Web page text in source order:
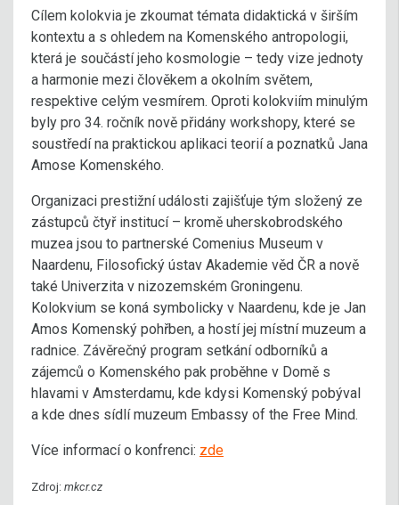
Cílem kolokvia je zkoumat témata didaktická v širším
kontextu a s ohledem na Komenského antropologii,
která je součástí jeho kosmologie – tedy vize jednoty
a harmonie mezi člověkem a okolním světem,
respektive celým vesmírem. Oproti kolokviím minulým
byly pro 34. ročník nově přidány workshopy, které se
soustředí na praktickou aplikaci teorií a poznatků Jana
Amose Komenského.
Organizaci prestižní události zajišťuje tým složený ze
zástupců čtyř institucí – kromě uherskobrodského
muzea jsou to partnerské Comenius Museum v
Naardenu, Filosofický ústav Akademie věd ČR a nově
také Univerzita v nizozemském Groningenu.
Kolokvium se koná symbolicky v Naardenu, kde je Jan
Amos Komenský pohřben, a hostí jej místní muzeum a
radnice. Závěrečný program setkání odborníků a
zájemců o Komenského pak proběhne v Domě s
hlavami v Amsterdamu, kde kdysi Komenský pobýval
a kde dnes sídlí muzeum Embassy of the Free Mind.
Více informací o konfrenci: zde
Zdroj: mkcr.cz